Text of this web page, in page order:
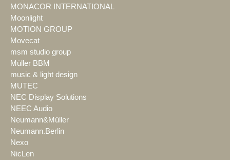
MONACOR INTERNATIONAL
Moonlight
MOTION GROUP
Movecat
msm studio group
Müller BBM
music & light design
MUTEC
NEC Display Solutions
NEEC Audio
Neumann&Müller
Neumann.Berlin
Nexo
NicLen